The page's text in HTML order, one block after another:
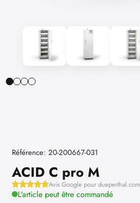
Référence: 20-200667-031
ACID C pro M
Avis Google pour dueperthal.com
L'article peut être commandé